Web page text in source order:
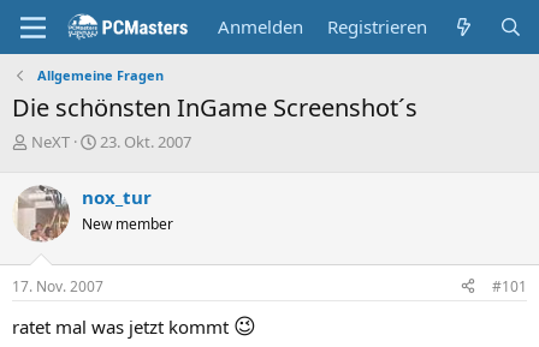
Anmelden Registrieren
Allgemeine Fragen
Die schönsten InGame Screenshot´s
E
s
t
e
l
l
e
NeXT
E
t
e
l
t
m
23. Okt. 2007
nox_tur
New member
17. Nov. 2007 #101
ratet mal was jetzt kommt 😉